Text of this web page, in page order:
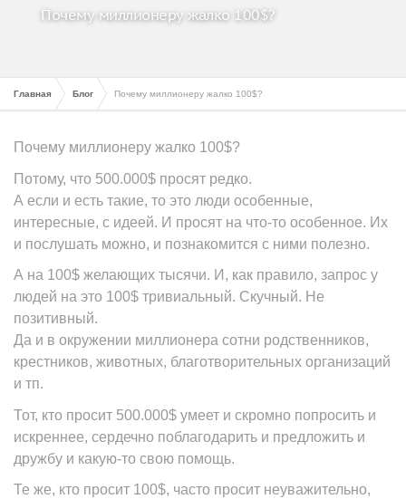
Почему миллионеру жалко 100$?
Главная Блог Почему миллионеру жалко 100$?
Почему миллионеру жалко 100$?
Потому, что 500.000$ просят редко.
А если и есть такие, то это люди особенные,
интересные, с идеей. И просят на что-то особенное. Их
и послушать можно, и познакомится с ними полезно.
А на 100$ желающих тысячи. И, как правило, запрос у
людей на это 100$ тривиальный. Скучный. Не
позитивный.
Да и в окружении миллионера сотни родственников,
крестников, животных, благотворительных организаций
и тп.
Тот, кто просит 500.000$ умеет и скромно попросить и
искреннее, сердечно поблагодарить и предложить и
дружбу и какую-то свою помощь.
Те же, кто просит 100$, часто просит неуважительно,